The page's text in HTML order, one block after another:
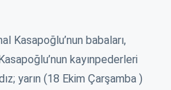
Kasapoğlu’nun babaları,
kayınpederleri
yarın (18 Ekim Çarşamba )